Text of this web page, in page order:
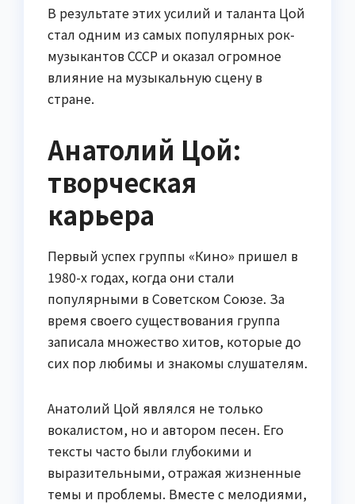
В результате этих усилий и таланта Цой
стал одним из самых популярных рок-
музыкантов СССР и оказал огромное
влияние на музыкальную сцену в
стране.
Анатолий Цой:
творческая
карьера
Первый успех группы «Кино» пришел в
1980-х годах, когда они стали
популярными в Советском Союзе. За
время своего существования группа
записала множество хитов, которые до
сих пор любимы и знакомы слушателям.
Анатолий Цой являлся не только
вокалистом, но и автором песен. Его
тексты часто были глубокими и
выразительными, отражая жизненные
темы и проблемы. Вместе с мелодиями,